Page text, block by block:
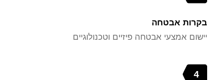
בקרות אבטחה
יישום אמצעי אבטחה פיזיים וטכנולוגיים
4